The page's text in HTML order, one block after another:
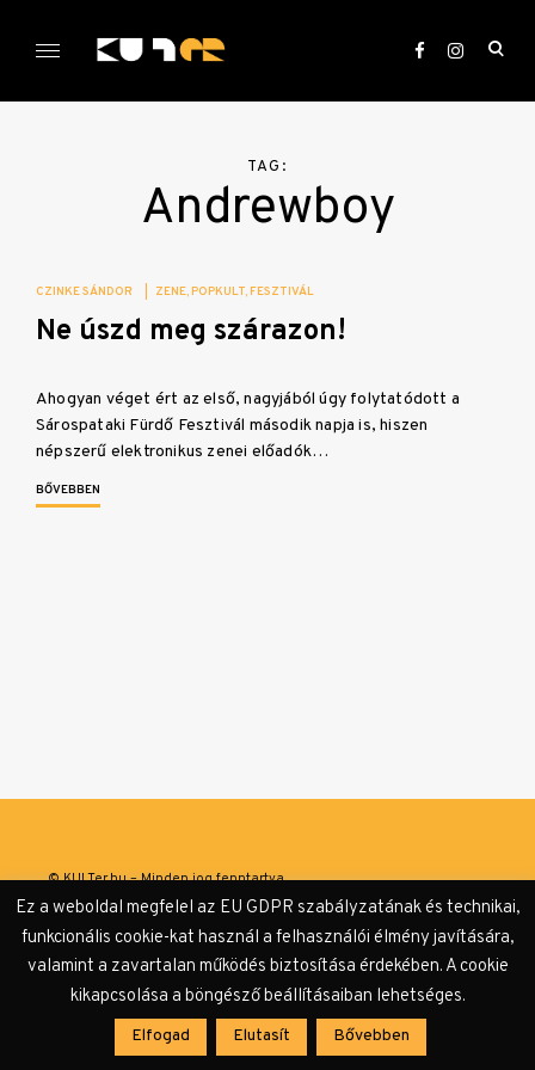
KULTer.hu
TAG:
Andrewboy
CZINKE SÁNDOR ZENE POPKULT FESZTIVÁL
Ne úszd meg szárazon!
Ahogyan véget ért az első, nagyjából úgy folytatódott a
Sárospataki Fürdő Fesztivál második napja is, hiszen
népszerű elektronikus zenei előadók…
BŐVEBBEN
© KULTer.hu – Minden jog fenntartva
Adatvédelmi tájékoztató
Ez a weboldal megfelel az EU GDPR szabályzatának és technikai,
funkcionális cookie-kat használ a felhasználói élmény javítására,
valamint a zavartalan működés biztosítása érdekében. A cookie
kikapcsolása a böngésző beállításaiban lehetséges.
Elfogad Elutasít Bővebben